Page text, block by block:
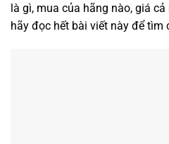
là gì, mua của hãng nào, giá
hãy đọc hết bài viết này để tìm